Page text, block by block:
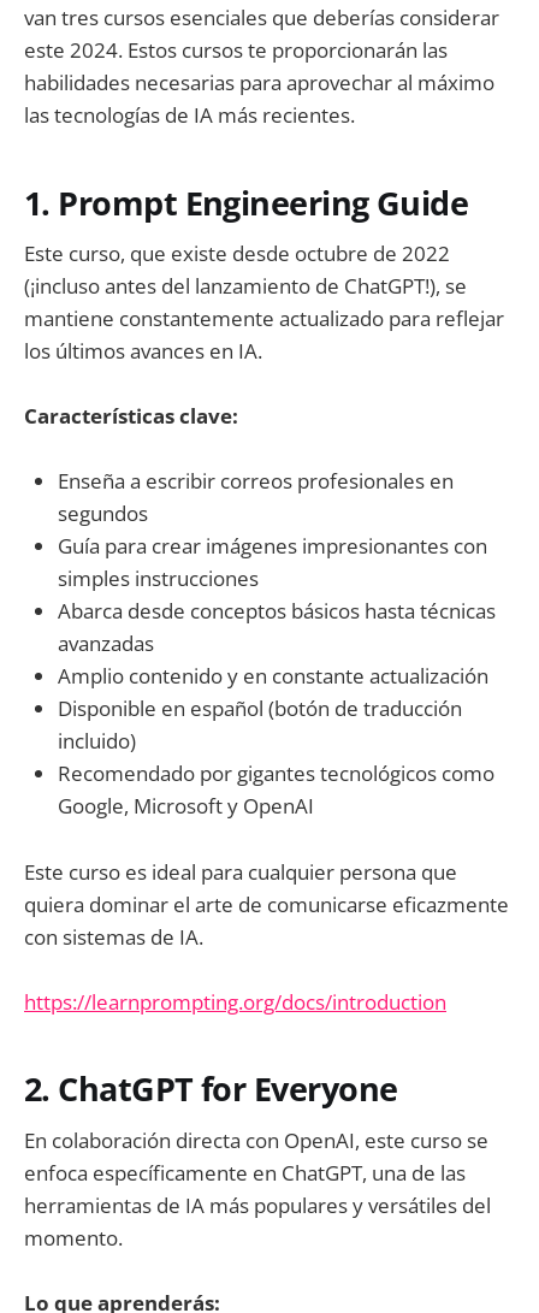
van tres cursos esenciales que deberías considerar
este 2024. Estos cursos te proporcionarán las
habilidades necesarias para aprovechar al máximo
las tecnologías de IA más recientes.
1. Prompt Engineering Guide
Este curso, que existe desde octubre de 2022
(¡incluso antes del lanzamiento de ChatGPT!), se
mantiene constantemente actualizado para reflejar
los últimos avances en IA.
Características clave:
Enseña a escribir correos profesionales en
segundos
Guía para crear imágenes impresionantes con
simples instrucciones
Abarca desde conceptos básicos hasta técnicas
avanzadas
Amplio contenido y en constante actualización
Disponible en español (botón de traducción
incluido)
Recomendado por gigantes tecnológicos como
Google, Microsoft y OpenAI
Este curso es ideal para cualquier persona que
quiera dominar el arte de comunicarse eficazmente
con sistemas de IA.
https://learnprompting.org/docs/introduction
2. ChatGPT for Everyone
En colaboración directa con OpenAI, este curso se
enfoca específicamente en ChatGPT, una de las
herramientas de IA más populares y versátiles del
momento.
Lo que aprenderás: